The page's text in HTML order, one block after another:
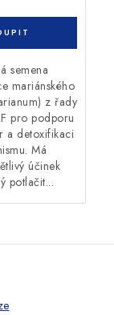
semena
mariánského
z řady
pro podporu
a detoxifikaci
Má
účinek
potlačit...